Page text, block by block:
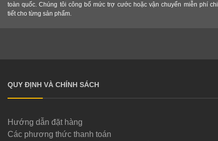
toàn quốc. Chúng tôi công bố mức trợ cước hoặc vận chuyển miễn phí chi
tiết cho từng sản phẩm.
QUY ĐỊNH VÀ CHÍNH SÁCH
Hướng dẫn đặt hàng
Các phương thức thanh toán